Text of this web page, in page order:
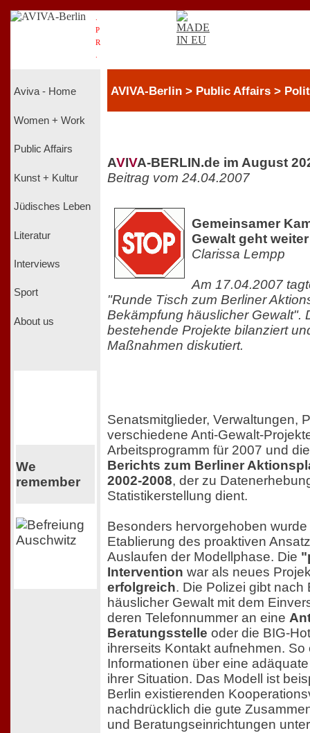
P
R
Aviva - Home
Women + Work
Public Affairs
Kunst + Kultur
Jüdisches Leben
Literatur
Interviews
Sport
About us
We
remember
AVIVA-Berlin > Public Affairs >
AVIVA-BERLIN.de im August
Beitrag vom 24.04.2007
Gemeinsamer
Gewalt geht weiter
Clarissa Lempp
Am 17.04.2007
"Runde Tisch zum Berliner
Bekämpfung häuslicher Gewalt".
bestehende Projekte bilanziert
Maßnahmen diskutiert.
Senatsmitglieder, Verwaltungen,
verschiedene Anti-Gewalt-
Arbeitsprogramm für 2007 und
Berichts zum Berliner
2002-2008, der zu
Statistikerstellung dient.
Besonders hervorgehoben
Etablierung des proaktiven
Auslaufen der Modellphase. Die
Intervention war als neues
erfolgreich. Die Polizei gibt nach
häuslicher Gewalt mit dem
deren Telefonnummer an eine
Beratungsstelle oder die BIG-
ihrerseits Kontakt aufnehmen.
Informationen über eine
ihrer Situation. Das Modell ist
Berlin existierenden
nachdrücklich die gute
und Beratungseinrichtungen